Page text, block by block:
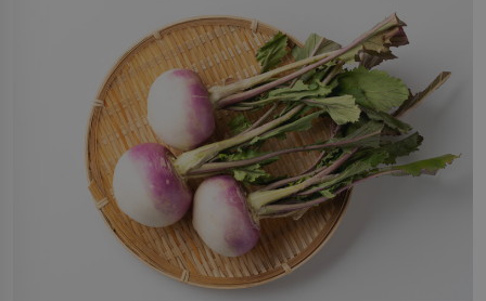
adrese 18 Rue Louis Vuitton, které bylo postaveno v
roce 1869. […]